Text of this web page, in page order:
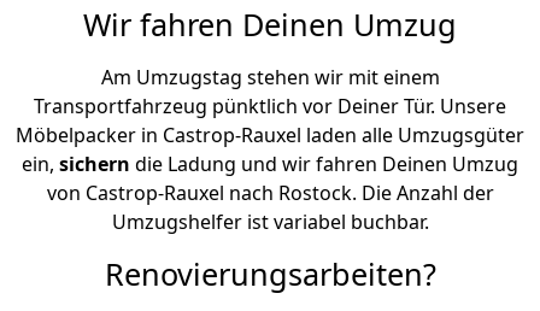
Wir fahren Deinen Umzug
Am Umzugstag stehen wir mit einem
Transportfahrzeug pünktlich vor Deiner Tür. Unsere
Möbelpacker in Castrop-Rauxel laden alle Umzugsgüter
ein, sichern die Ladung und wir fahren Deinen Umzug
von Castrop-Rauxel nach Rostock. Die Anzahl der
Umzugshelfer ist variabel buchbar.
Renovierungsarbeiten?